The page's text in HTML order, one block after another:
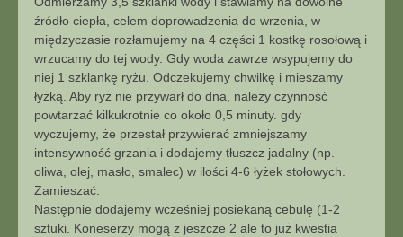
źródło ciepła, celem doprowadzenia do wrzenia, w
międzyczasie rozłamujemy na 4 części 1 kostkę rosołową i
wrzucamy do tej wody. Gdy woda zawrze wsypujemy do
niej 1 szklankę ryżu. Odczekujemy chwilkę i mieszamy
łyżką. Aby ryż nie przywarł do dna, należy czynność
powtarzać kilkukrotnie co około 0,5 minuty. gdy
wyczujemy, że przestał przywierać zmniejszamy
intensywność grzania i dodajemy tłuszcz jadalny (np.
oliwa, olej, masło, smalec) w ilości 4-6 łyżek stołowych.
Zamieszać.
Następnie dodajemy wcześniej posiekaną cebulę (1-2
sztuki. Koneserzy mogą z jeszcze 2 ale to już kwestia